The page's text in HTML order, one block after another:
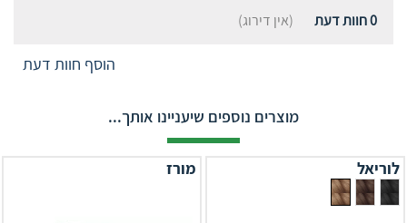
0חוות דעת (אין דירוג)
הוסף חוות דעת
מוצרים נוספים שיעניינו אותך...
לוריאל מורז